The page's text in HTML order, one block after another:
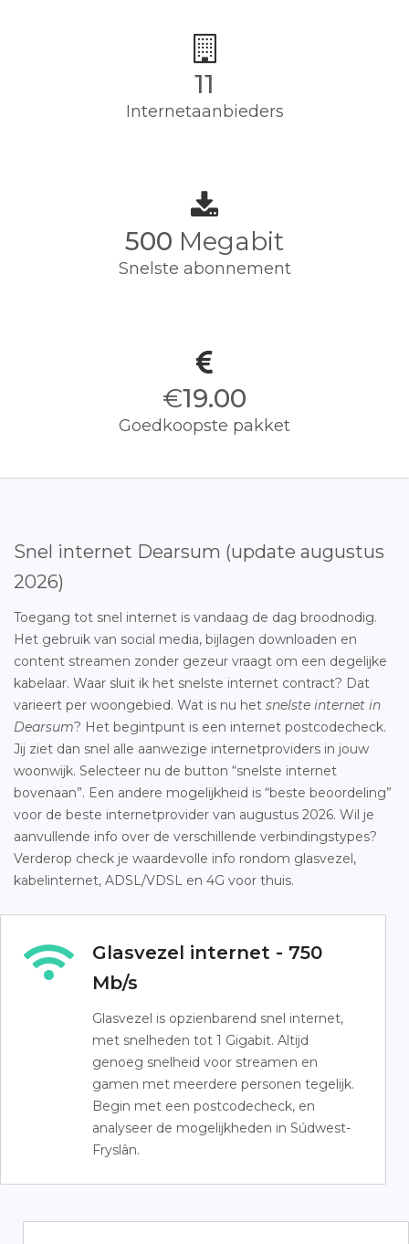
11
Internetaanbieders
500 Megabit
Snelste abonnement
€19.00
Goedkoopste pakket
Snel internet Dearsum (update augustus
2026)
Toegang tot snel internet is vandaag de dag broodnodig.
Het gebruik van social media, bijlagen downloaden en
content streamen zonder gezeur vraagt om een degelijke
kabelaar. Waar sluit ik het snelste internet contract? Dat
varieert per woongebied. Wat is nu het snelste internet in
Dearsum? Het begintpunt is een internet postcodecheck.
Jij ziet dan snel alle aanwezige internetproviders in jouw
woonwijk. Selecteer nu de button “snelste internet
bovenaan”. Een andere mogelijkheid is “beste beoordeling”
voor de beste internetprovider van augustus 2026. Wil je
aanvullende info over de verschillende verbindingstypes?
Verderop check je waardevolle info rondom glasvezel,
kabelinternet, ADSL/VDSL en 4G voor thuis.
Glasvezel internet - 750
Mb/s
Glasvezel is opzienbarend snel internet,
met snelheden tot 1 Gigabit. Altijd
genoeg snelheid voor streamen en
gamen met meerdere personen tegelijk.
Begin met een postcodecheck, en
analyseer de mogelijkheden in Súdwest-
Fryslân.